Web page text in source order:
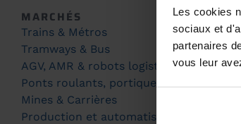
Les cookies
sociaux et
partenaires
vous leur
MARCHÉS
Trains & Métros
Tramways & Bus
AGV, AMR & robots logistiques
Ponts roulants, portiques et grues
Mines & Carrières
Production et automatisation